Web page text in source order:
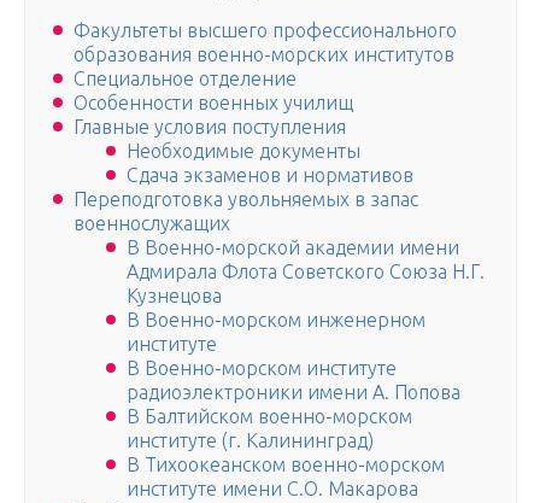
Факультеты высшего профессионального
образования военно-морских институтов
Специальное отделение
Особенности военных училищ
Главные условия поступления
Необходимые документы
Сдача экзаменов и нормативов
Переподготовка увольняемых в запас
военнослужащих
В Военно-морской академии имени
Адмирала Флота Советского Союза Н.Г.
Кузнецова
В Военно-морском инженерном
институте
В Военно-морском институте
радиоэлектроники имени А. Попова
В Балтийском военно-морском
институте (г. Калининград)
В Тихоокеанском военно-морском
институте имени С.О. Макарова